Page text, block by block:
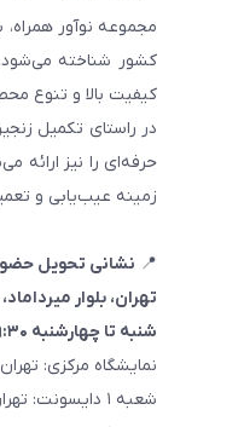
مجموعه نوآور همراه،
کیفیت بالا و تنوع
در راستای تکمیل
حرفه‌ای را نیز ارائه
زمینه عیب‌یابی و
📍 نشانی تحویل
تهران، بلوار
شنبه تا چهارشنبه ۹:۳۰ الی ۱۷:۳۰ (مراجعه با هماهنگی قبلی)
نمایشگاه مرکزی:
شعبه ۱ دایسونت: تهران، خیابان فرشته، مجتمع بوتیک مال ملل، طبقه همکف، واحد ۷